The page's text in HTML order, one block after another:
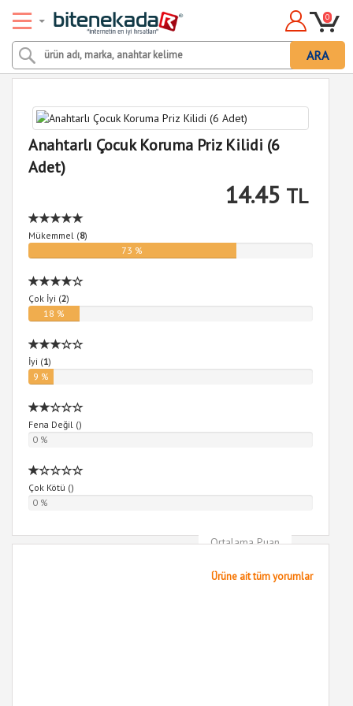
ARA
0
Anahtarlı Çocuk Koruma Priz Kilidi (6
Adet)
14.45 TL
Mükemmel (8)
73 %
Çok İyi (2)
18 %
İyi (1)
9 %
Fena Değil ()
0 %
Çok Kötü ()
0 %
Ortalama Puan
5
Ürüne ait tüm yorumlar